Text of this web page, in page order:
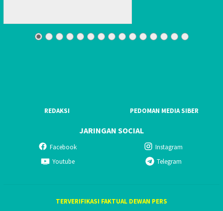
REDAKSI PEDOMAN MEDIA SIBER
JARINGAN SOCIAL
Facebook
Instagram
Youtube
Telegram
TERVERIFIKASI FAKTUAL DEWAN PERS